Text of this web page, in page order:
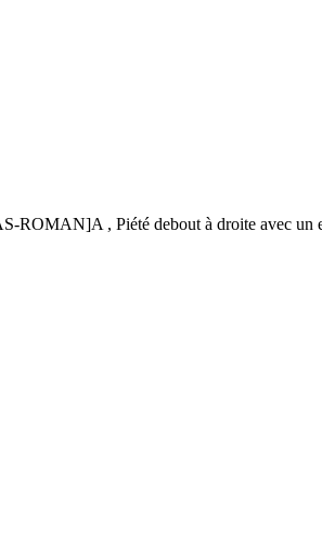
, Piété debout à droite avec un